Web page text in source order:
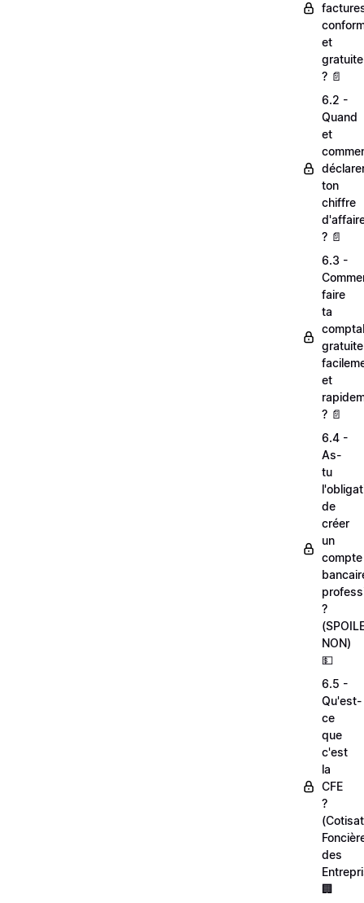
et
? 📄
6.2 -
Quand
et
ton
chiffre
? 📄
6.3 -
faire
ta
et
? 📄
6.4 -
As-
tu
de
créer
un
compte
?
NON)
💵
6.5 -
Qu'est-
ce
que
c'est
la
CFE
?
des
🏢